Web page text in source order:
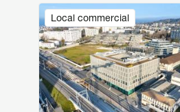
Local commercial
Image